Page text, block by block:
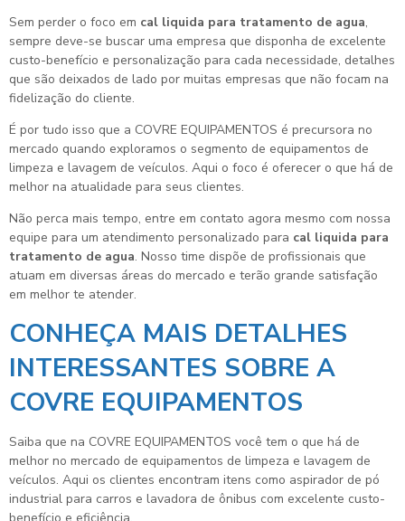
Sem perder o foco em cal liquida para tratamento de agua,
sempre deve-se buscar uma empresa que disponha de excelente
custo-benefício e personalização para cada necessidade, detalhes
que são deixados de lado por muitas empresas que não focam na
fidelização do cliente.
É por tudo isso que a COVRE EQUIPAMENTOS é precursora no
mercado quando exploramos o segmento de equipamentos de
limpeza e lavagem de veículos. Aqui o foco é oferecer o que há de
melhor na atualidade para seus clientes.
Não perca mais tempo, entre em contato agora mesmo com nossa
equipe para um atendimento personalizado para cal liquida para
tratamento de agua. Nosso time dispõe de profissionais que
atuam em diversas áreas do mercado e terão grande satisfação
em melhor te atender.
CONHEÇA MAIS DETALHES
INTERESSANTES SOBRE A
COVRE EQUIPAMENTOS
Saiba que na COVRE EQUIPAMENTOS você tem o que há de
melhor no mercado de equipamentos de limpeza e lavagem de
veículos. Aqui os clientes encontram itens como aspirador de pó
industrial para carros e lavadora de ônibus com excelente custo-